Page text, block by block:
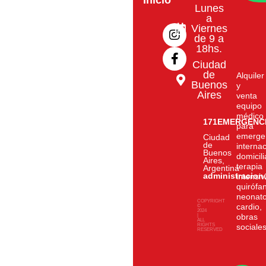
n
s
t
a
g
a
c
e
b
o
o
Lunes
a
Viernes
de 9 a
18hs.
Ciudad
de
Buenos
Aires
Ciudad
de
Buenos
Aires,
Argentina
COPYRIGHT
©
2024
ALL
RIGHTS
RESERVED
Alquiler
y
venta
equipo
médico
para
terapia
cardio,
obras
sociales